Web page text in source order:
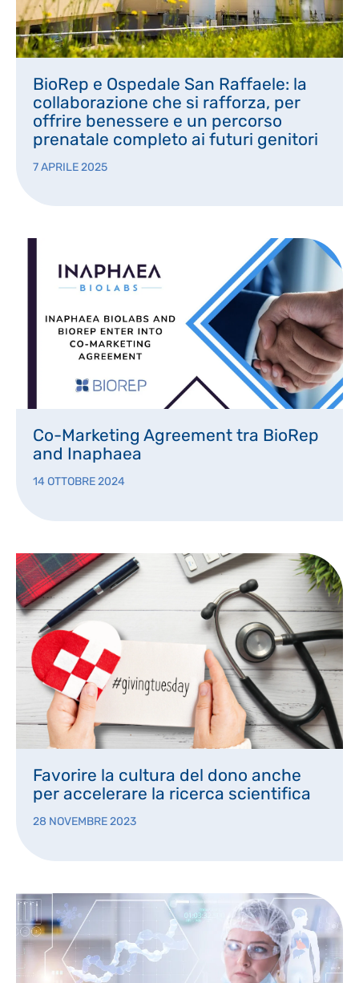
BioRep e Ospedale San Raffaele: la
collaborazione che si rafforza, per
offrire benessere e un percorso
prenatale completo ai futuri genitori
7 APRILE 2025
Co-Marketing Agreement tra BioRep
and Inaphaea
14 OTTOBRE 2024
Favorire la cultura del dono anche
per accelerare la ricerca scientifica
28 NOVEMBRE 2023